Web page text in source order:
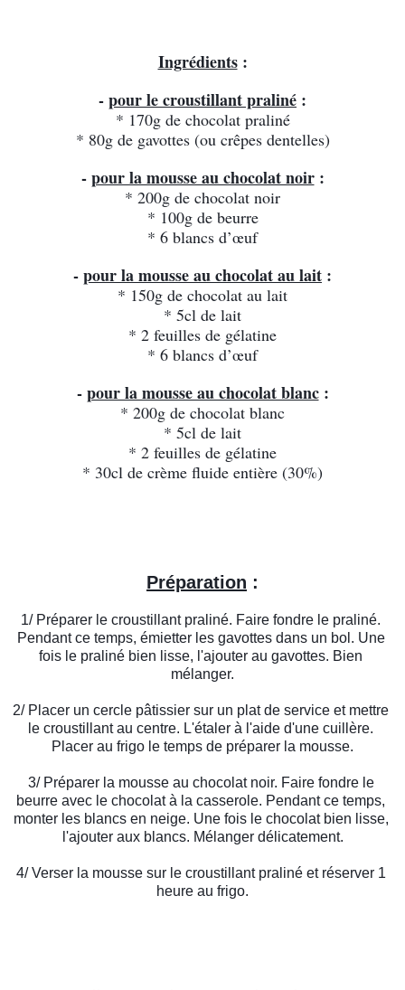
Ingrédients :
- pour le croustillant praliné :
* 170g de chocolat praliné
* 80g de gavottes (ou crêpes dentelles)
- pour la mousse au chocolat noir :
* 200g de chocolat noir
* 100g de beurre
* 6 blancs d’œuf
- pour la mousse au chocolat au lait :
* 150g de chocolat au lait
* 5cl de lait
* 2 feuilles de gélatine
* 6 blancs d’œuf
- pour la mousse au chocolat blanc :
* 200g de chocolat blanc
* 5cl de lait
* 2 feuilles de gélatine
* 30cl de crème fluide entière (30%)
Préparation :
1/ Préparer le croustillant praliné. Faire fondre le praliné.
Pendant ce temps, émietter les gavottes dans un bol. Une
fois le praliné bien lisse, l'ajouter au gavottes. Bien
mélanger.
2/ Placer un cercle pâtissier sur un plat de service et mettre
le croustillant au centre. L'étaler à l'aide d'une cuillère.
Placer au frigo le temps de préparer la mousse.
3/ Préparer la mousse au chocolat noir. Faire fondre le
beurre avec le chocolat à la casserole. Pendant ce temps,
monter les blancs en neige. Une fois le chocolat bien lisse,
l'ajouter aux blancs. Mélanger délicatement.
4/ Verser la mousse sur le croustillant praliné et réserver 1
heure au frigo.